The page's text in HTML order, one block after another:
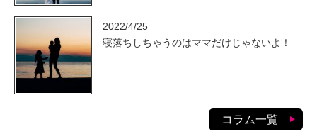
2022/4/25
寝落ちしちゃうのはママだけじゃないよ！
コラム一覧